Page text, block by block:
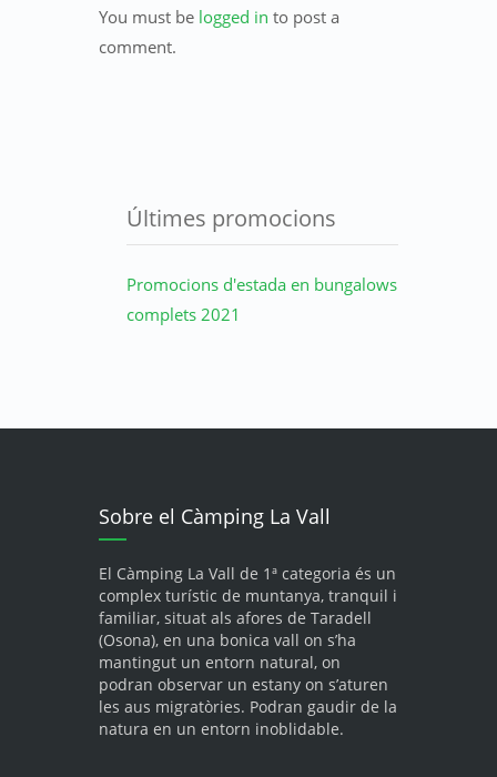
You must be logged in to post a
comment.
Últimes promocions
Promocions d'estada en bungalows
complets 2021
Sobre el Càmping La Vall
El Càmping La Vall de 1ª categoria és un
complex turístic de muntanya, tranquil i
familiar, situat als afores de Taradell
(Osona), en una bonica vall on s’ha
mantingut un entorn natural, on
podran observar un estany on s’aturen
les aus migratòries. Podran gaudir de la
natura en un entorn inoblidable.